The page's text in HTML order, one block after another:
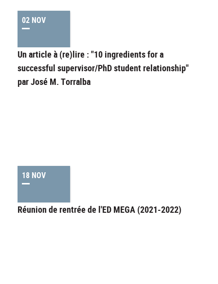
02 NOV
Un article à (re)lire : "10 ingredients for a
successful supervisor/PhD student relationship"
par José M. Torralba
18 NOV
Réunion de rentrée de l'ED MEGA (2021-2022)